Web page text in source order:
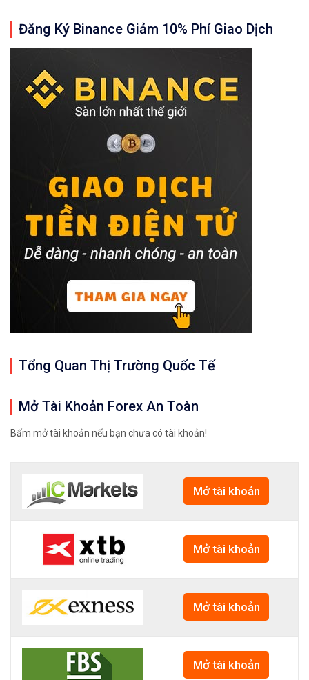
Đăng Ký Binance Giảm 10% Phí Giao Dịch
Tổng Quan Thị Trường Quốc Tế
Mở Tài Khoản Forex An Toàn
Bấm mở tài khoản nếu bạn chưa có tài khoản!
Mở tài khoản
Mở tài khoản
Mở tài khoản
Mở tài khoản